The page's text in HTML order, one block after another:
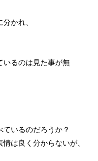
かれ、
いるのは見た事が無
いるのだろうか？
は良く分からないが、